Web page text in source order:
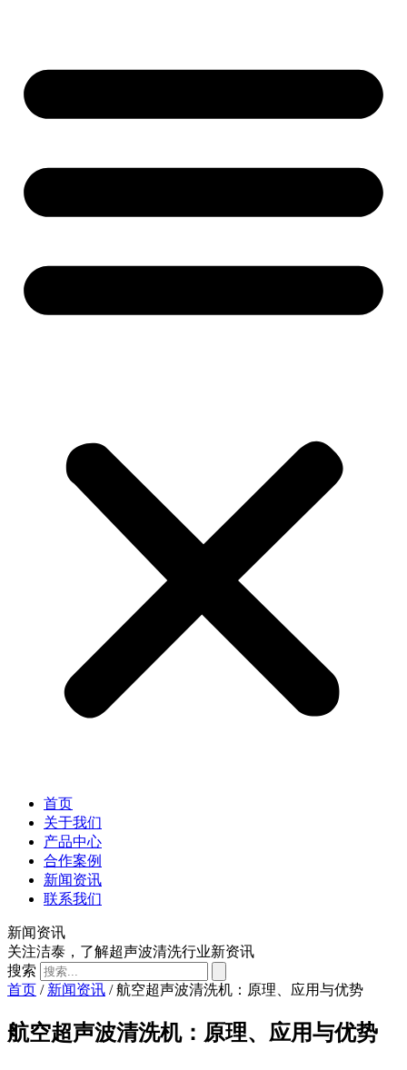
首页
关于我们
产品中心
合作案例
新闻资讯
联系我们
新闻资讯
关注洁泰，了解超声波清洗行业新资讯
搜索
首页 / 新闻资讯 / 航空超声波清洗机：原理、应用与优势
航空超声波清洗机：原理、应用与优势